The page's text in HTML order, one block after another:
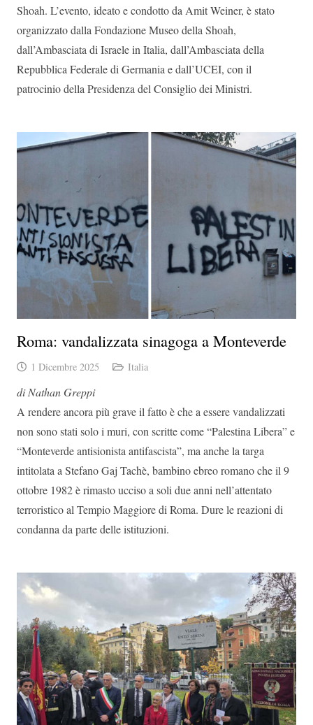
Shoah. L’evento, ideato e condotto da Amit Weiner, è stato
organizzato dalla Fondazione Museo della Shoah,
dall’Ambasciata di Israele in Italia, dall’Ambasciata della
Repubblica Federale di Germania e dall’UCEI, con il
patrocinio della Presidenza del Consiglio dei Ministri.
Roma: vandalizzata sinagoga a Monteverde
1 Dicembre 2025 Italia
di Nathan Greppi
A rendere ancora più grave il fatto è che a essere vandalizzati
non sono stati solo i muri, con scritte come “Palestina Libera” e
“Monteverde antisionista antifascista”, ma anche la targa
intitolata a Stefano Gaj Tachè, bambino ebreo romano che il 9
ottobre 1982 è rimasto ucciso a soli due anni nell’attentato
terroristico al Tempio Maggiore di Roma. Dure le reazioni di
condanna da parte delle istituzioni.